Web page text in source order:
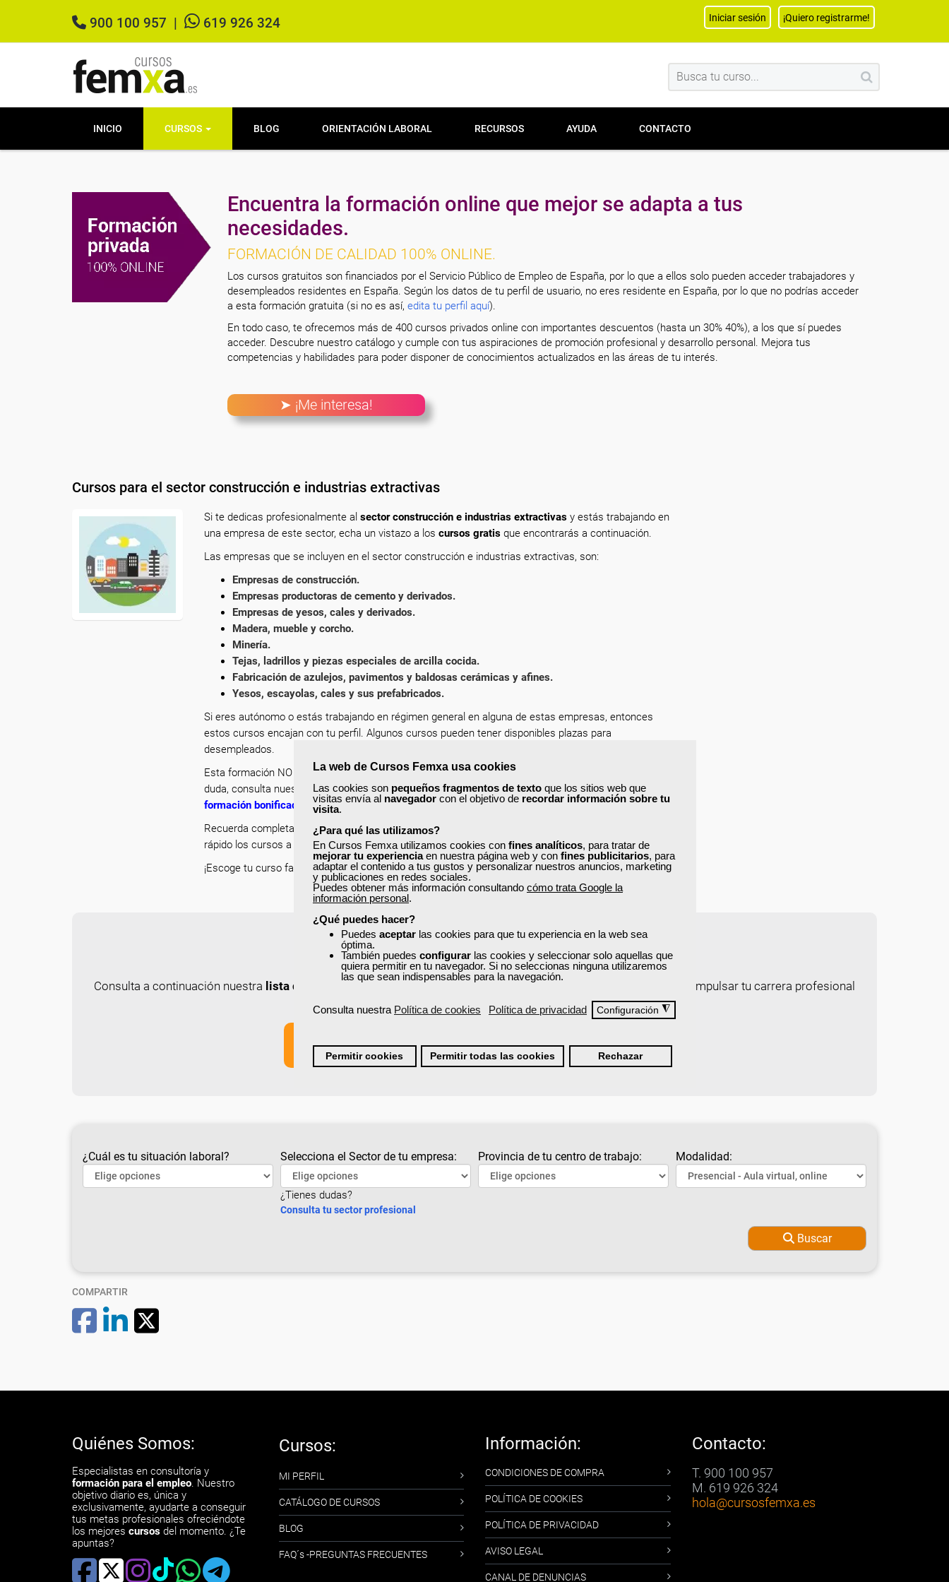
La web de Cursos Femxa usa cookies
Las cookies son pequeños fragmentos de texto que los sitios web que
visitas envía al navegador con el objetivo de recordar información sobre tu
visita.
¿Para qué las utilizamos?
En Cursos Femxa utilizamos cookies con fines analíticos, para tratar de
mejorar tu experienciaen nuestra página web y con fines publicitarios, para
adaptar el contenido a tus gustos y personalizar nuestros anuncios, marketing
y publicaciones en redes sociales.
Puedes obtener más información consultando cómo trata Google la
información personal.
¿Qué puedes hacer?
Puedes aceptar las cookies para que tu experiencia en la web sea
óptima.
También puedes configurar las cookies y seleccionar solo aquellas que
quiera permitir en tu navegador. Si no seleccionas ninguna utilizaremos
las que sean indispensables para la navegación.
Consulta nuestra Política de cookies Política de privacidad Configuración ◮
Permitir cookies Permitir todas las cookies Rechazar
900 100 957 619 926 324 Iniciar sesión ¡Quiero registrarme!
INICIO CURSOS BLOG ORIENTACIÓN LABORAL RECURSOS AYUDA CONTACTO
Encuentra la formación online que mejor se adapta a tus
necesidades.
FORMACIÓN DE CALIDAD 100% ONLINE.
Los cursos gratuitos son financiados por el Servicio Público de Empleo de España, por lo que a ellos solo pueden acceder trabajadores y
desempleados residentes en España. Según los datos de tu perfil de usuario, no eres residente en España, por lo que no podrías acceder
a esta formación gratuita (si no es así, edita tu perfil aquí).
En todo caso, te ofrecemos más de 400 cursos privados online con importantes descuentos (hasta un 30% 40%), a los que sí puedes
acceder. Descubre nuestro catálogo y cumple con tus aspiraciones de promoción profesional y desarrollo personal. Mejora tus
competencias y habilidades para poder disponer de conocimientos actualizados en las áreas de tu interés.
➤ ¡Me interesa!
Cursos para el sector construcción e industrias extractivas
Si te dedicas profesionalmente al sector construcción e industrias extractivas y estás trabajando en
una empresa de este sector, echa un vistazo a los cursos gratis que encontrarás a continuación.
Las empresas que se incluyen en el sector construcción e industrias extractivas, son:
Empresas de construcción.
Empresas productoras de cemento y derivados.
Empresas de yesos, cales y derivados.
Madera, mueble y corcho.
Minería.
Tejas, ladrillos y piezas especiales de arcilla cocida.
Fabricación de azulejos, pavimentos y baldosas cerámicas y afines.
Yesos, escayolas, cales y sus prefabricados.
Si eres autónomo o estás trabajando en régimen general en alguna de estas empresas, entonces
estos cursos encajan con tu perfil. Algunos cursos pueden tener disponibles plazas para
desempleados.
Esta formación NO es bonificada, está subvencionada y es completamente gratuita. Para cualquier
duda, consulta nuestro post del Blog:Las 7 diferencias entre la formación subvencionada y la
formación bonificada
Recuerda completar tu perfil en la web con tus datos actualizados, de esta forma encontrarás más
rápido los cursos a los que puedes acceder y solicitar plaza en un clic.
¡Escoge tu curso favorito, solicita tu plaza y mejora como profesional dentro de tu sector!
¿No encuentras el curso que estás buscando?
Consulta a continuación nuestra lista de cursos recomendados
y accede a la formación gratuita que te ayudará a impulsar tu carrera profesional
extractivas
¿Cuál es tu situación laboral? Selecciona el Sector de tu empresa:
¿Tienes dudas?
Consulta tu sector profesional
Provincia de tu centro de trabajo: Modalidad:
Buscar
COMPARTIR
Quiénes Somos:
Especialistas en consultoría y
formación para el empleo. Nuestro
objetivo diario es, única y
exclusivamente, ayudarte a conseguir
tus metas profesionales ofreciéndote
los mejores cursos del momento. ¿Te
apuntas?
Cursos:
MI PERFIL
CATÁLOGO DE CURSOS
BLOG
FAQ´s -PREGUNTAS FRECUENTES
Información:
CONDICIONES DE COMPRA
POLÍTICA DE COOKIES
POLÍTICA DE PRIVACIDAD
AVISO LEGAL
CANAL DE DENUNCIAS
Contacto:
T. 900 100 957
M. 619 926 324
hola@cursosfemxa.es